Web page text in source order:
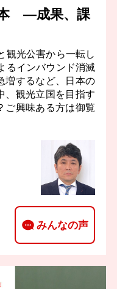
本 ―成果、課
観光公害から一転し
るインバウンド消滅
増するなど、日本の
、観光立国を目指す
ご興味ある方は御覧
みんなの声